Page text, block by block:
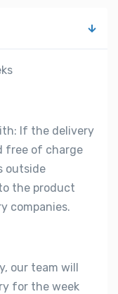
If the delivery
free of charge
outside
the product
companies.
our team will
for the week